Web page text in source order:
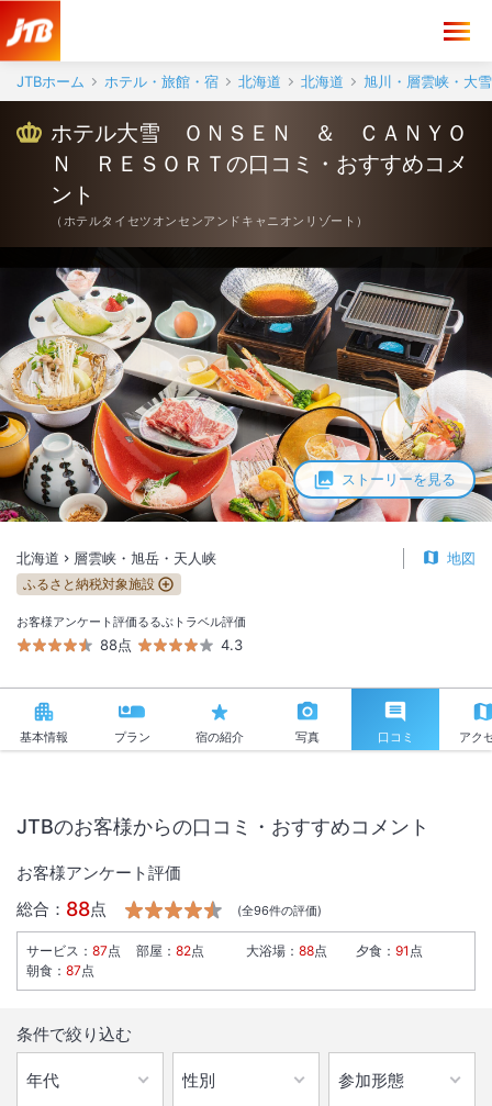
JTBホーム ホテル・旅館・宿 北海道 北海道 旭川・層雲峡・大
ストーリーを見る
ホテル大雪 ＯＮＳＥＮ ＆ ＣＡＮＹＯ
Ｎ ＲＥＳＯＲＴの口コミ・おすすめコメ
ント
（ ホテルタイセツオンセンアンドキャニオンリゾート ）
北海道 層雲峡・旭岳・天人峡 地図
ふるさと納税対象施設
お客様アンケート評価
88点
るるぶトラベル評価
4.3
基本情報 プラン 宿の紹介 写真 口コミ アク
JTBのお客様からの口コミ・おすすめコメント
お客様アンケート評価
総合： 88点 (全96件の評価)
サービス ： 87点 部屋 ： 82点 大浴場 ： 88点 夕食 ： 91 点
朝食 ： 87点
条件で絞り込む